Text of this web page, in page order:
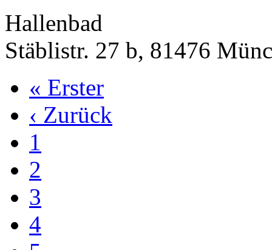
Hallenbad
Stäblistr. 27 b, 81476
« Erster
‹ Zurück
1
2
3
4